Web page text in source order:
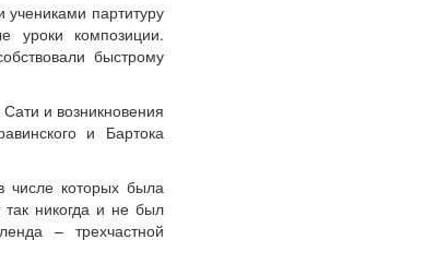
партитуру
уроки композиции.
быстрому
и возникновения
и Бартока
числе которых была
никогда и не был
– трехчастной